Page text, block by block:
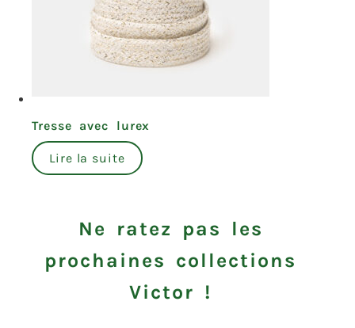
Tresse avec lurex
Lire la suite
Ne ratez pas les
prochaines collections
Victor !